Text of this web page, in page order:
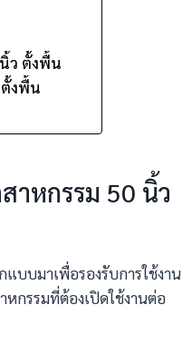
ว ตั้งพื้น
ตั้งพื้น
าหกรรม 50 นิ้ว
บมาเพื่อรองรับการใช้งาน
กรรมที่ต้องเปิดใช้งานต่อ